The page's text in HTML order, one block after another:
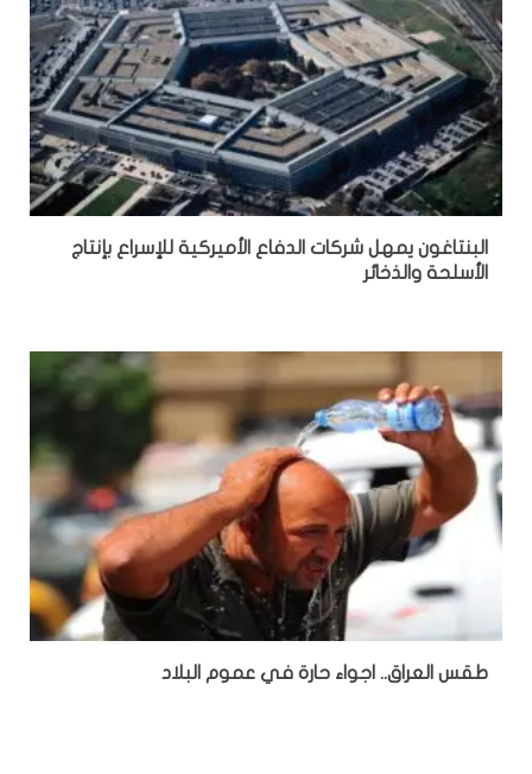
البنتاغون يمهل شركات الدفاع الأميركية للإسراع بإنتاج
الأسلحة والذخائر
طقس العراق.. اجواء حارة في عموم البلاد